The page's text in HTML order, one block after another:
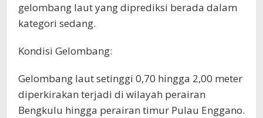
gelombang laut yang diprediksi berada dalam
kategori sedang.
Kondisi Gelombang:
Gelombang laut setinggi 0,70 hingga 2,00 meter
diperkirakan terjadi di wilayah perairan
Bengkulu hingga perairan timur Pulau Enggano.